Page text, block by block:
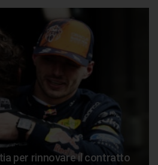
per rinnovare il contratto